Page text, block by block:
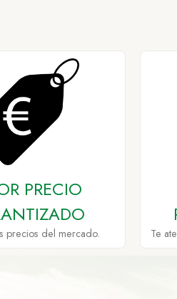
PRECIO
precios del mercado. Te